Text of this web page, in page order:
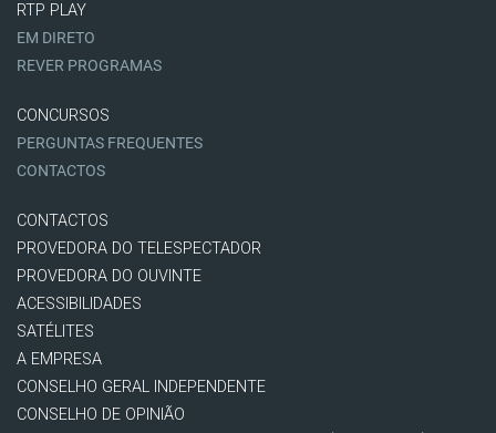
RTP PLAY
EM DIRETO
REVER PROGRAMAS
CONCURSOS
PERGUNTAS FREQUENTES
CONTACTOS
CONTACTOS
PROVEDORA DO TELESPECTADOR
PROVEDORA DO OUVINTE
ACESSIBILIDADES
SATÉLITES
A EMPRESA
CONSELHO GERAL INDEPENDENTE
CONSELHO DE OPINIÃO